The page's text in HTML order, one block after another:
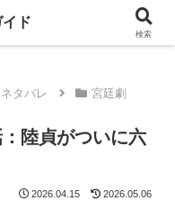
と面白い！
タバレ 宮廷劇
陸貞がついに六
2026.04.15 2026.05.06
ド
検索